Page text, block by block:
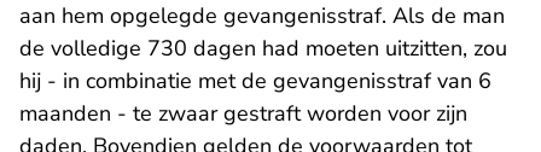
aan hem opgelegde gevangenisstraf. Als de man
de volledige 730 dagen had moeten uitzitten, zou
hij - in combinatie met de gevangenisstraf van 6
maanden - te zwaar gestraft worden voor zijn
daden. Bovendien gelden de voorwaarden tot